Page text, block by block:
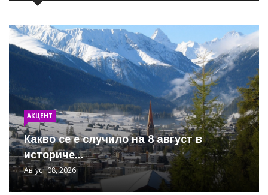
АКЦЕНТ
Какво се е случило на 8 август в
историче...
Август 08, 2026